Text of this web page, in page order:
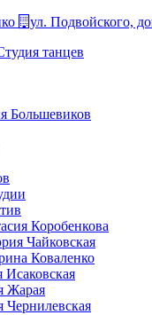
ул. Подвойского,
танцев
Большевиков
Коробенкова
Чайковская
Коваленко
Исаковская
Жарая
Чернилевская